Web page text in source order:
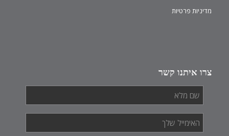
מדיניות פרטיות
צרו איתנו קשר
מלא *
שלך *